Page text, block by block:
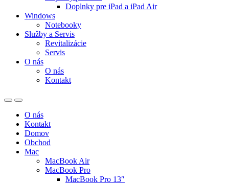
Doplnky pre iPad a iPad Air
Windows
Notebooky
Služby a Servis
Revitalizácie
Servis
O nás
O nás
Kontakt
O nás
Kontakt
Domov
Obchod
Mac
MacBook Air
MacBook Pro
MacBook Pro 13″